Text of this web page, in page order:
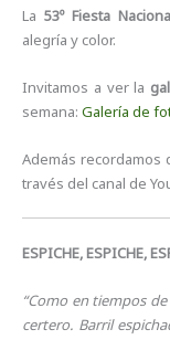
La 53º Fiesta
alegría y color.
Invitamos a ver la
semana:Galería de
Además
través del canal de
ESPICHE, ESPICHE,
“Como en tiempos
certero. Barril